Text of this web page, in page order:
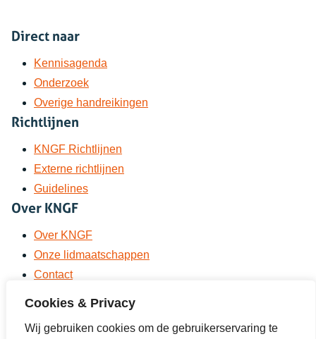
Cookies & Privacy
Wij gebruiken cookies om de gebruikerservaring te
Direct naar
Kennisagenda
Onderzoek
Overige handreikingen
Richtlijnen
KNGF Richtlijnen
Externe richtlijnen
Guidelines
Over KNGF
Over KNGF
Onze lidmaatschappen
Contact
Kwetsbaarheid melden | KNGF